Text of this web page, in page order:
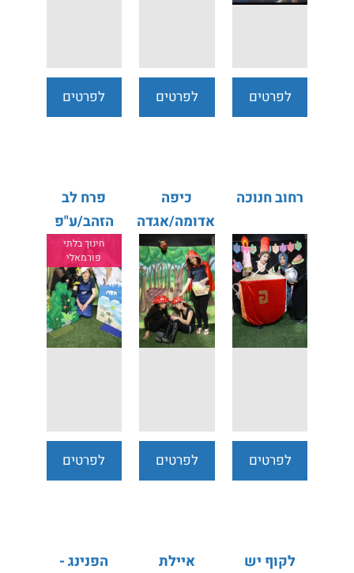
לפרטים
לפרטים
לפרטים
רחוב חנוכה
לפרטים
כיפה
אדומה/אגדה
לפרטים
פרח לב
הזהב/ע"פ
ספרו של
הנס
כריסטיאן
אנדרסן
חינוך בלתי
פורמאלי
לפרטים
לקוף יש
איילת
הפנינג -